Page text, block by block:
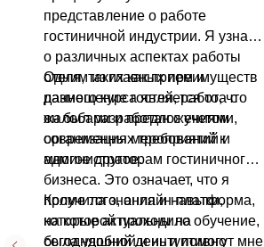
представление о работе
гостиничной индустрии. Я узнала
о различных аспектах работы
отеля, таких как прием и
размещение гостей, работа с
жалобами и предложениями,
организация мероприятий и
многое другое.
Одним из главных преимуществ
данного курса является то, что
он был разработан с учетом
современных требований к
администраторам гостиничного
бизнеса. Это означает, что я
получила знания и навыки,
которые актуальны на
сегодняшний день и помогут мне
Кроме того, онлайн-платформа,
на которой проходило обучение,
была удобной и интуитивно